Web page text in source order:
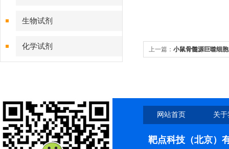
生物试剂
化学试剂
技术服务
上一篇： 小鼠骨髓源巨噬细
网站首页 关
靶点科技（北京）